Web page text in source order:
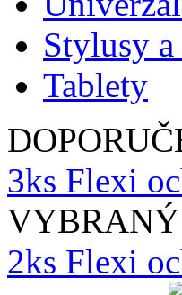
Stylusy
Tablety
3ks Flexi
2ks Flexi